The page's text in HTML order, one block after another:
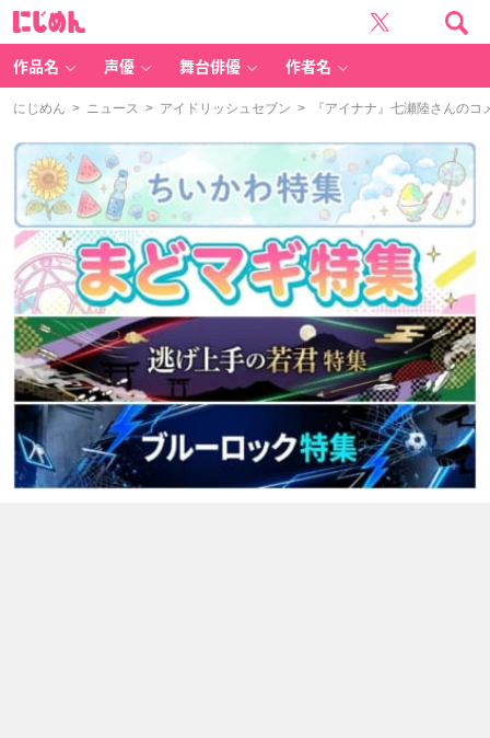
作品名 声優 舞台俳優 作者名
にじめん > ニュース > アイドリッシュセブン > 『アイナナ』七瀬陸さんのコ